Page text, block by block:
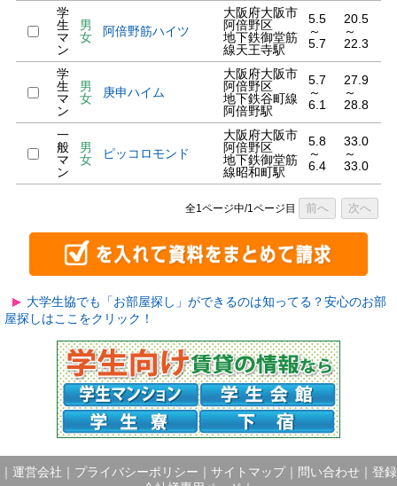
学
生
マ
ン
男
女
阿倍野筋ハイツ
大阪府大阪市
阿倍野区
地下鉄御堂筋
線天王寺駅
5.5
～
5.7
20.5
～
22.3
学
生
マ
ン
男
女
庚申ハイム
大阪府大阪市
阿倍野区
地下鉄谷町線
阿倍野駅
5.7
～
6.1
27.9
～
28.8
一
般
マ
ン
男
女
ピッコロモンド
大阪府大阪市
阿倍野区
地下鉄御堂筋
線昭和町駅
5.8
～
6.4
33.0
～
33.0
全1ページ中/1ページ目 前へ 次へ
大学生協でも「お部屋探し」ができるのは知ってる？安心のお部
屋探しはここをクリック！
運営会社 プライバシーポリシー サイトマップ｜ 問い合わせ
登録